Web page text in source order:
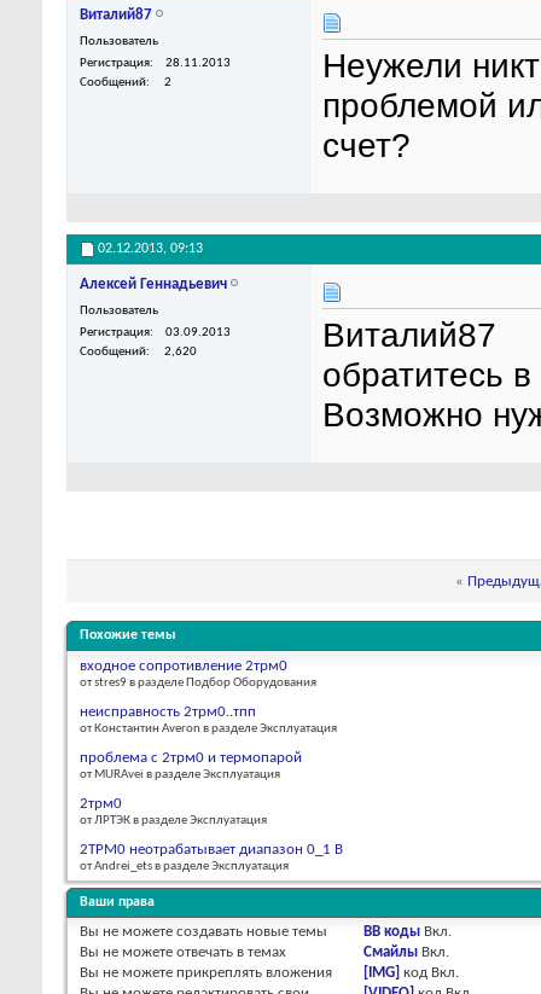
Виталий87
Пользователь
Регистрация
28.11.2013
Сообщений
2
Неужели
проблемой
счет?
02.12.2013, 09:13
Алексей Геннадьевич
Пользователь
Регистрация
03.09.2013
Сообщений
2,620
Виталий87
обратитесь
Возможно
«
Похожие темы
входное сопротивление 2трм0
от stres9 в разделе Подбор Оборудования
неисправность 2трм0..тпп
от Константин Averon в разделе Эксплуатация
проблема с 2трм0 и термопарой
от MURAvei в разделе Эксплуатация
2трм0
от ЛРТЭК в разделе Эксплуатация
2ТРМ0 неотрабатывает диапазон 0_1 В
от Andrei_ets в разделе Эксплуатация
Ваши права
Вы не можете создавать новые темы
Вы не можете отвечать в темах
Вы не можете прикреплять вложения
BB коды Вкл.
Смайлы Вкл.
[IMG] код Вкл.